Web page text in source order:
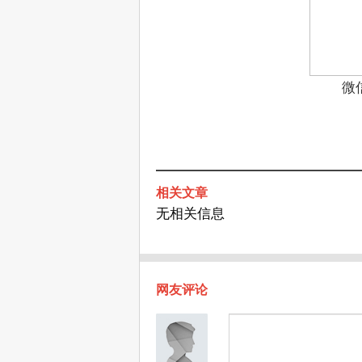
微
相关文章
无相关信息
网友评论